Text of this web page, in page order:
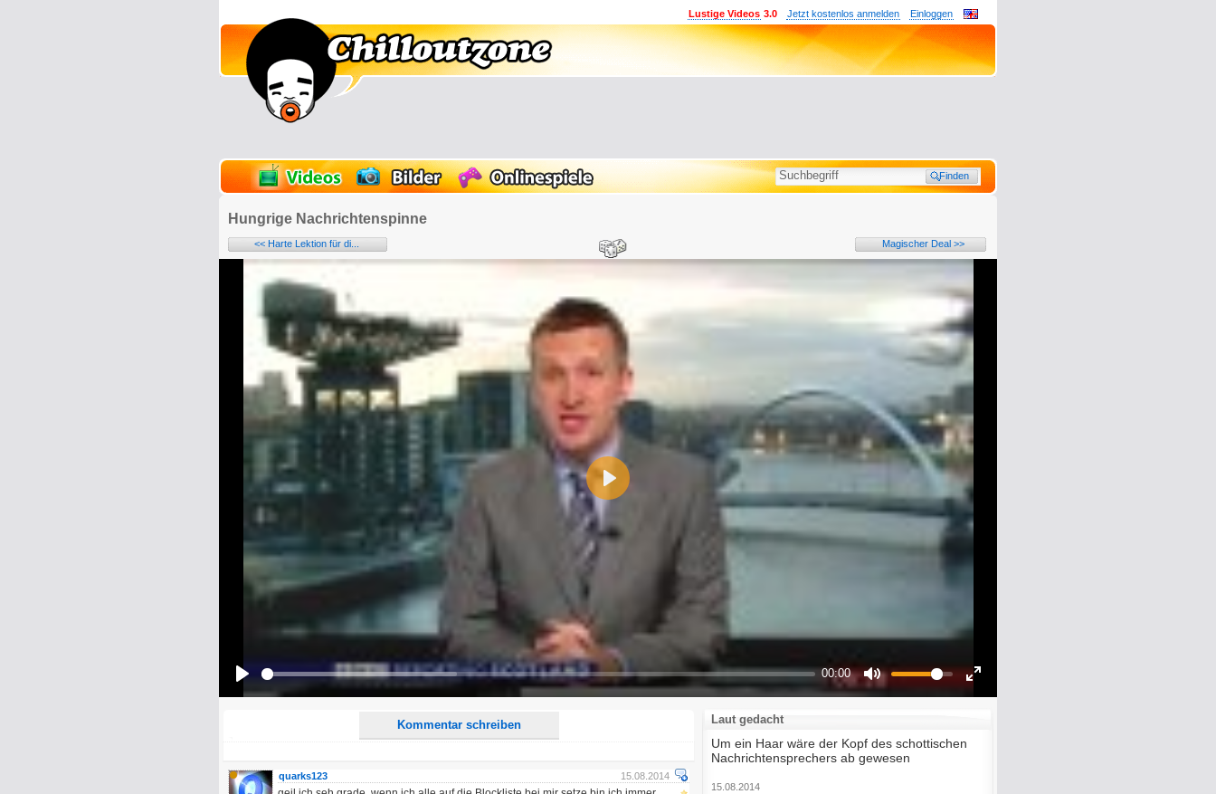
Einloggen
Jetzt kostenlos anmelden
Lustige Videos 3.0
Hungrige Nachrichtenspinne
<< Harte Lektion für di... Magischer Deal >>
00:00
Mute
Play
Kommentar schreiben
Name:
E-Mail-Adresse (optional):
Kommentar:
Alle HTML-Tags außer <br>, <strike> und <i> werden aus Deinem Kommentar entfernt.
URLs werden automatisch umgewandelt. Bitte verwende "www." oder "http://" in URLs
Ich möchte eine E-Mail, wenn zu meinem Kommentar Antworten erscheinen.
Ich möchte eine E-Mail, wenn auf dieser Seite weitere Kommentare erscheinen.
15.08.2014
quarks123
Laut gedacht
Um ein Haar wäre der Kopf des schottischen
Nachrichtensprechers ab gewesen
15.08.2014